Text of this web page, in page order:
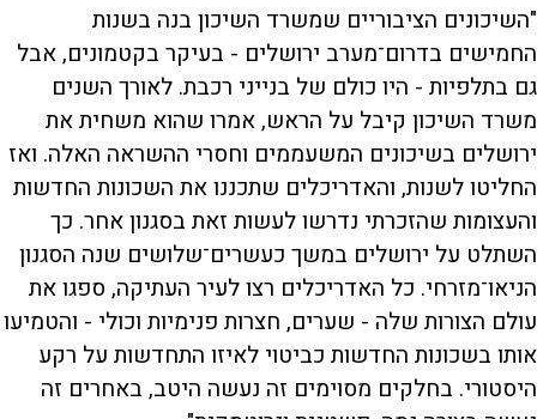
"השיכונים הציבוריים שמשרד השיכון בנה בשנות
החמישים בדרום־מערב ירושלים - בעיקר בקטמונים, אבל
גם בתלפיות - היו כולם של בנייני רכבת. לאורך השנים
משרד השיכון קיבל על הראש, אמרו שהוא משחית את
ירושלים בשיכונים המשעממים וחסרי ההשראה האלה. ואז
החליטו לשנות, והאדריכלים שתכננו את השכונות החדשות
והעצומות שהזכרתי נדרשו לעשות זאת בסגנון אחר. כך
השתלט על ירושלים במשך כעשרים־שלושים שנה הסגנון
הניאו־מזרחי. כל האדריכלים רצו לעיר העתיקה, ספגו את
עולם הצורות שלה - שערים, חצרות פנימיות וכולי - והטמיעו
אותו בשכונות החדשות כביטוי לאיזו התחדשות על רקע
היסטורי. בחלקים מסוימים זה נעשה היטב, באחרים זה